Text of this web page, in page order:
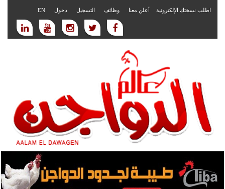
اطلب نسختك الإلكترونية أعلن معنا وظائف التسجيل دخول EN